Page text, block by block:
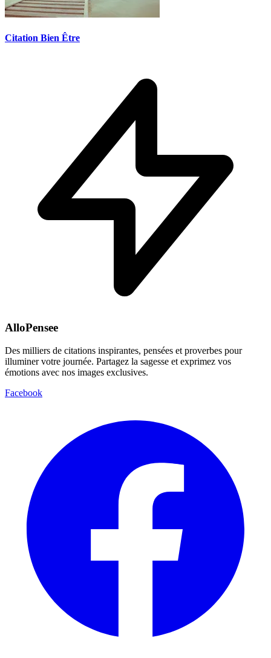
Citation Bien Être
AlloPensee
Des milliers de citations inspirantes, pensées et proverbes pour
illuminer votre journée. Partagez la sagesse et exprimez vos
émotions avec nos images exclusives.
Facebook